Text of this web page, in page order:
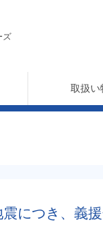
ズ
取扱い
につき、義